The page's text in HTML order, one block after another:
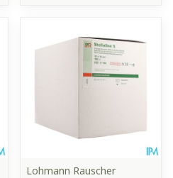
Lohmann Rauscher